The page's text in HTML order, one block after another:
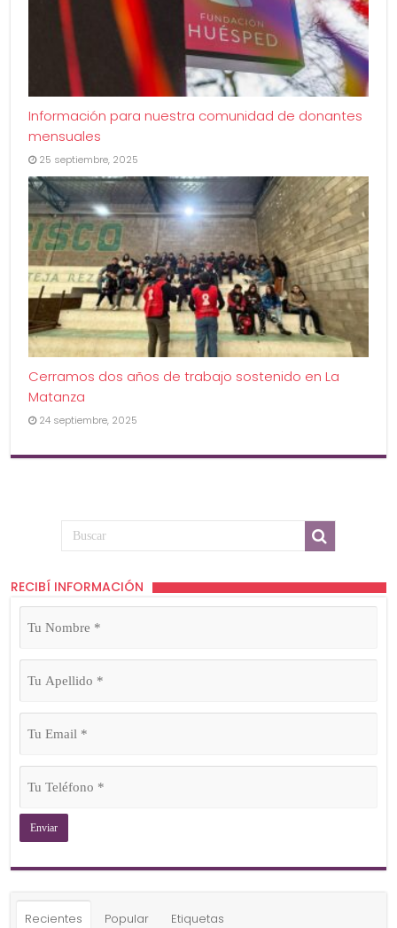
Información para nuestra comunidad de donantes
mensuales
25 septiembre, 2025
Cerramos dos años de trabajo sostenido en La
Matanza
24 septiembre, 2025
RECIBÍ INFORMACIÓN
Tu
Nombre
Tu
Apellido
Tu
Email
Tu
Teléfono
Recientes Popular Etiquetas